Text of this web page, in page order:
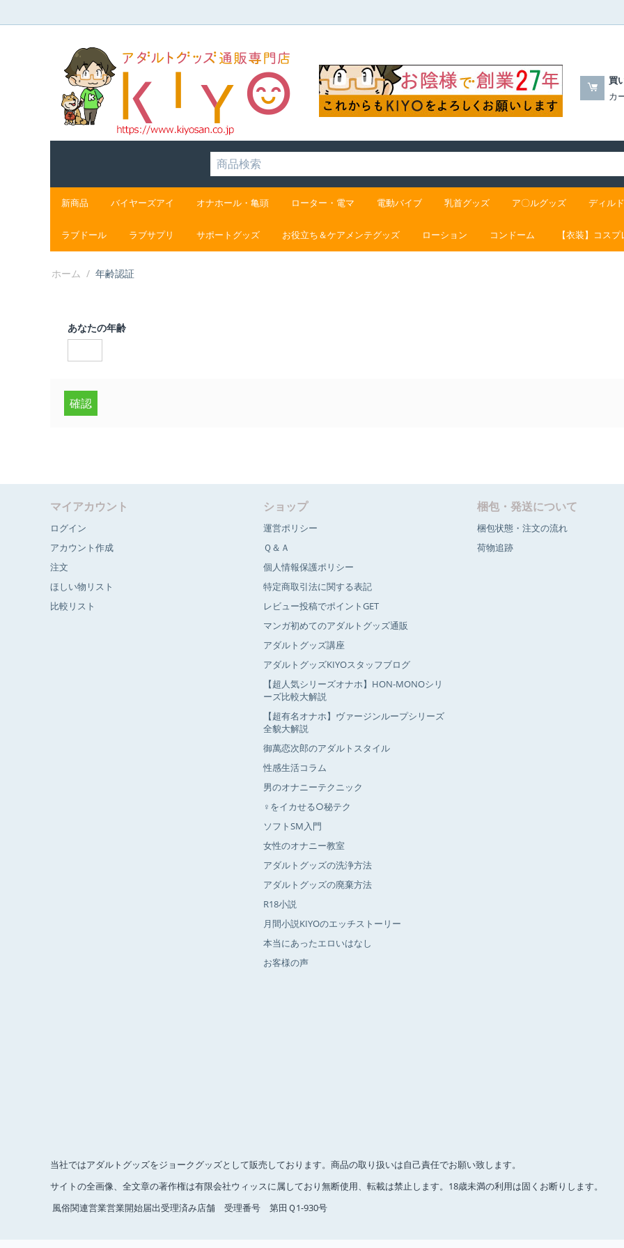
買
カ
新商品 バイヤーズアイ オナホール・亀頭 ローター・電マ 電動バイブ 乳首グッズ ア〇ルグッズ ディル
ラブドール ラブサプリ サポートグッズ お役立ち＆ケアメンテグッズ ローション コンドーム 【衣装】コス
ホーム / 年齢認証
あなたの年齢
確認
マイアカウント
ログイン
アカウント作成
注文
ほしい物リスト
比較リスト
ショップ
運営ポリシー
Ｑ＆Ａ
個人情報保護ポリシー
特定商取引法に関する表記
レビュー投稿でポイントGET
マンガ初めてのアダルトグッズ通販
アダルトグッズ講座
アダルトグッズKIYOスタッフブログ
【超人気シリーズオナホ】HON-MONOシリ
ーズ比較大解説
【超有名オナホ】ヴァージンループシリーズ
全貌大解説
御萬恋次郎のアダルトスタイル
性感生活コラム
男のオナニーテクニック
♀をイカせる○秘テク
ソフトSM入門
女性のオナニー教室
アダルトグッズの洗浄方法
アダルトグッズの廃棄方法
R18小説
月間小説KIYOのエッチストーリー
本当にあったエロいはなし
お客様の声
梱包・発送について
梱包状態・注文の流れ
荷物追跡
当社ではアダルトグッズをジョークグッズとして販売しております。商品の取り扱いは自己責任でお願い致します。
サイトの全画像、全文章の著作権は有限会社ウィッスに属しており無断使用、転載は禁止します。18歳未満の利用は固くお断りします。
風俗関連営業営業開始届出受理済み店舗 受理番号 第田Ｑ1-930号